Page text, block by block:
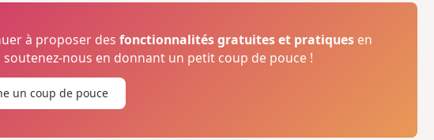
à proposer desfonctionnalités gratuites et pratiques en
nous en donnant un petit coup de pouce !
un coup de pouce